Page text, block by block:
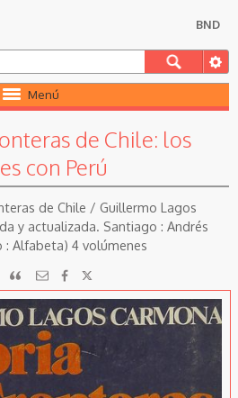
BND
Menú
de Chile: los
con Perú
de Chile / Guillermo Lagos
y actualizada. Santiago : Andrés
: Alfabeta) 4 volúmenes
ReportarCitar